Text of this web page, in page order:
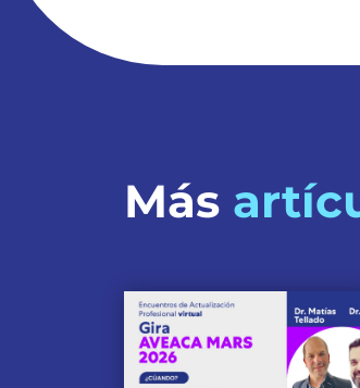
Más